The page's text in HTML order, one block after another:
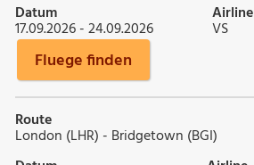
Datum
17.09.2026 - 24.09.2026
Airline
VS
Fluege finden
Route
London (LHR) - Bridgetown (BGI)